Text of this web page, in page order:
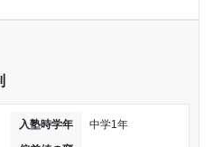
安いと思う。また、塾内では
ともできたので、それを含め
入塾時学年 中学1年